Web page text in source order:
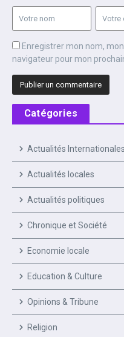
Enregistrer mon nom,
navigateur pour mon
Catégories
Actualités Internationales
Actualités locales
Actualités politiques
Chronique et Société
Economie locale
Education & Culture
Opinions & Tribune
Religion